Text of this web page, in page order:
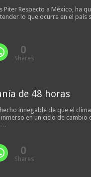
Piter Respecto a México, ha
lo que ocurre en el país
0
Shares
de 48 horas
innegable de que el
inmerso en un ciclo de
0
Shares